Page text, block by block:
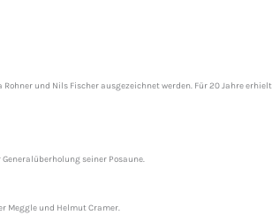
und Nils Fischer ausgezeichnet werden. Für 20 Jahre
seiner Posaune.
Meggle und Helmut Cramer.